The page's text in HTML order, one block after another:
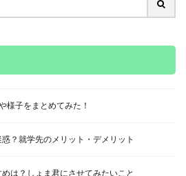
様子をまとめてみた！
？就学先のメリット・デメリット
は？しょま君にさせてみたいこと